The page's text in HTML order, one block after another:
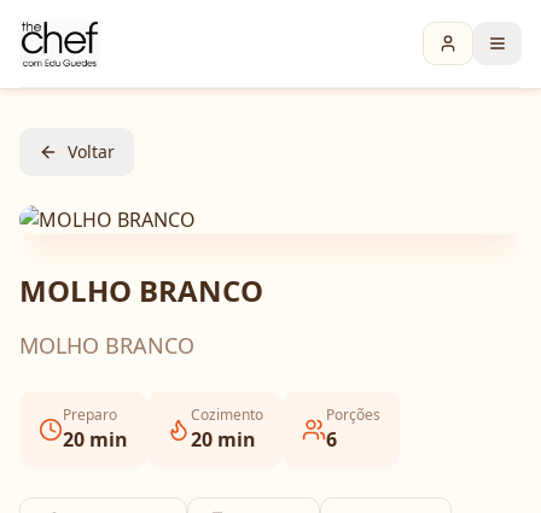
Voltar
MOLHO BRANCO
MOLHO BRANCO
Preparo
20 min
Cozimento
20 min
Porções
6